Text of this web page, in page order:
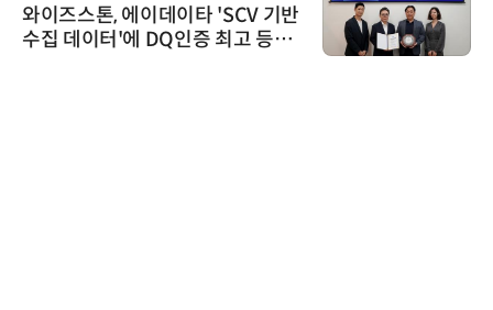
와이즈스톤, 에이데이타 'SCV 기반
수집 데이터'에 DQ인증 최고 등급